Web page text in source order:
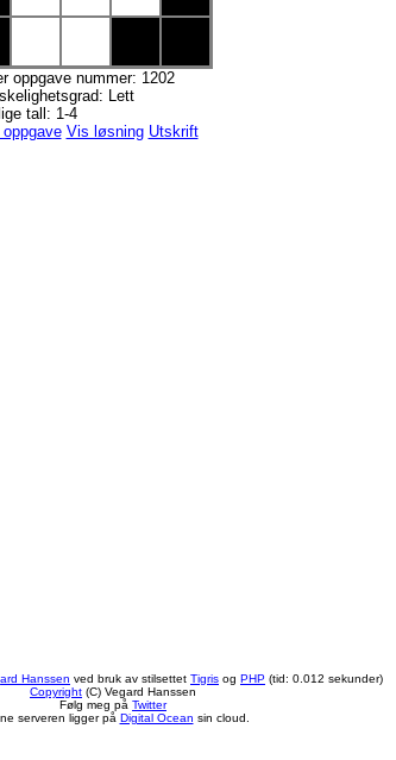
oppgave nummer: 1202
Lett
tall: 1-4
oppgave Vis løsning Utskrift
Hanssen ved bruk av stilsettet Tigris og PHP (tid: 0.012 sekunder)
Copyright (C) Vegard Hanssen
Følg meg på Twitter
serveren ligger på Digital Ocean sin cloud.